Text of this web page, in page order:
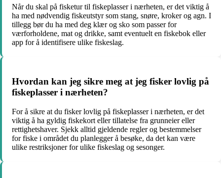
Når du skal på fisketur til fiskeplasser i nærheten, er det viktig å
ha med nødvendig fiskeutstyr som stang, snøre, kroker og agn. I
tillegg bør du ha med deg klær og sko som passer for
værforholdene, mat og drikke, samt eventuelt en fiskebok eller
app for å identifisere ulike fiskeslag.
Hvordan kan jeg sikre meg at jeg fisker lovlig på
fiskeplasser i nærheten?
For å sikre at du fisker lovlig på fiskeplasser i nærheten, er det
viktig å ha gyldig fiskekort eller tillatelse fra grunneier eller
rettighetshaver. Sjekk alltid gjeldende regler og bestemmelser
for fiske i området du planlegger å besøke, da det kan være
ulike restriksjoner for ulike fiskeslag og sesonger.